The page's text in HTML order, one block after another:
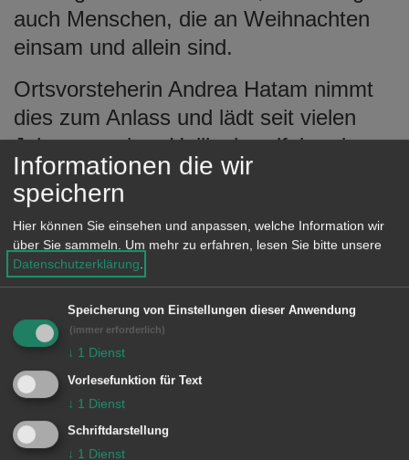
auch Menschen, die an Weihnachten
einsam und allein sind.
Ortsvorsteherin Andrea Hatam nimmt
dies zum Anlass und lädt seit vielen
Jahren zu einer Heiligabendfeier ein.
„Alle, die an diesem Tag nicht allein
sein wollen, sind an diesem Nachmittag
bei uns herzlich willkommen“, so
Ortsvorsteherin Hatam.
Die Heiligabendfeier findet statt am
Samstag, 24. Dezember, von 14.30
Uhr bis 16 Uhr im Bürgersaal des
Bürgerhauses Wasseralfingen.
Bei Kaffee und Kuchen sowie
Informationen die wir
speichern
Hier können Sie einsehen und anpassen, welche Information wir
über Sie sammeln.
Um mehr zu erfahren, lesen Sie bitte unsere
Datenschutzerklärung
Speicherung von Einstellungen dieser Anwendung
(immer erforderlich)
↓ 1 Dienst
Vorlesefunktion für Text
↓ 1 Dienst
Schriftdarstellung
↓ 1 Dienst